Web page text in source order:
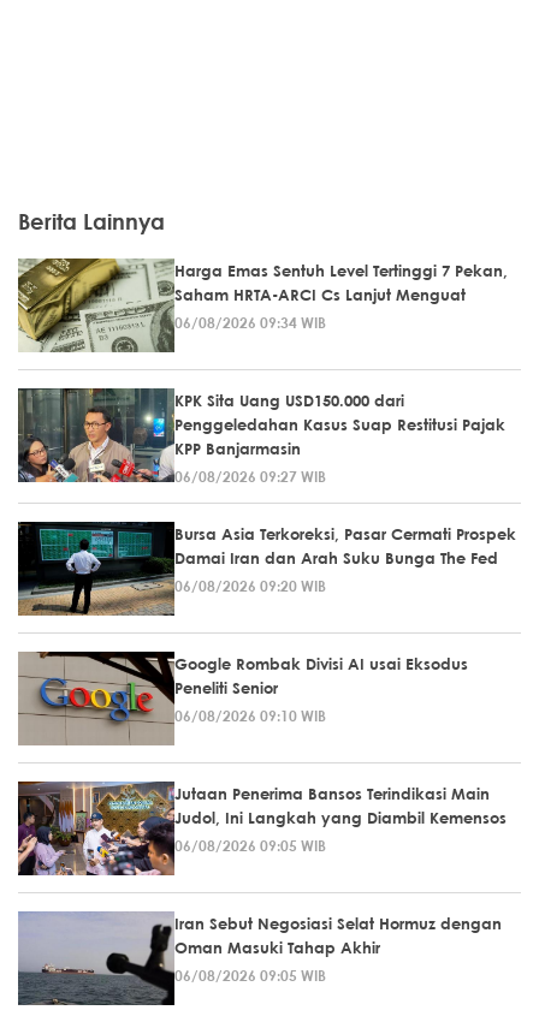
Berita Lainnya
Harga Emas Sentuh Level Tertinggi 7 Pekan,
Saham HRTA-ARCI Cs Lanjut Menguat
06/08/2026 09:34 WIB
KPK Sita Uang USD150.000 dari
Penggeledahan Kasus Suap Restitusi Pajak
KPP Banjarmasin
06/08/2026 09:27 WIB
Bursa Asia Terkoreksi, Pasar Cermati Prospek
Damai Iran dan Arah Suku Bunga The Fed
06/08/2026 09:20 WIB
Google Rombak Divisi AI usai Eksodus
Peneliti Senior
06/08/2026 09:10 WIB
Jutaan Penerima Bansos Terindikasi Main
Judol, Ini Langkah yang Diambil Kemensos
06/08/2026 09:05 WIB
Iran Sebut Negosiasi Selat Hormuz dengan
Oman Masuki Tahap Akhir
06/08/2026 09:05 WIB